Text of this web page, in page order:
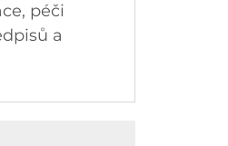
péči
a